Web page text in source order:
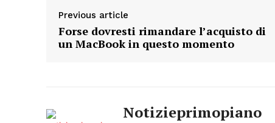
Previous article
Forse dovresti rimandare l’acquisto di
un MacBook in questo momento
Notizieprimopiano